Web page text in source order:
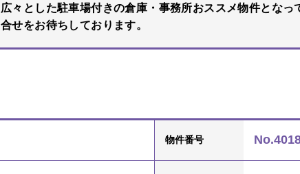
広々とした駐車場付きの倉庫・事務所おススメ物件となっ
合せをお待ちしております。
物件番号